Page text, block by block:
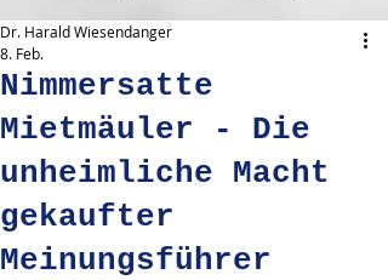
Nimmersatte
Mietmäuler - Die
unheimliche Macht
gekaufter
Meinungsführer
Dr. Harald Wiesendanger
8. Feb.